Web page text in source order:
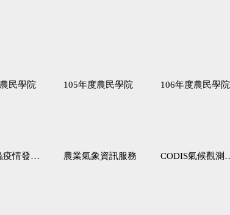
民學院 105年度農民學院 106年度農民學院
發生預測 農業氣象資訊服務 CODIS氣候觀測資料查詢服務